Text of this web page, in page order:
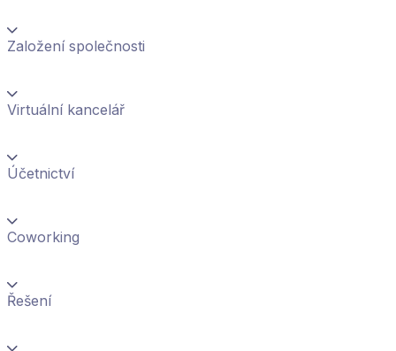
Založení společnosti
Virtuální kancelář
Účetnictví
Coworking
Řešení